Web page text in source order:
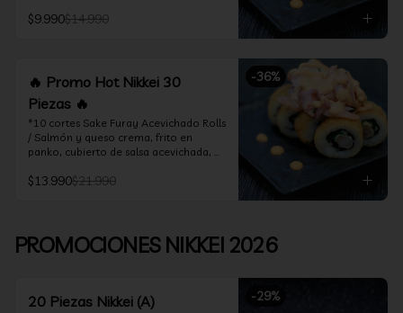
$9.990$14.990
-36%
🔥 Promo Hot Nikkei 30
Piezas 🔥
*10 cortes Sake Furay Acevichado Rolls
/ Salmón y queso crema, frito en
panko, cubierto de salsa acevichada,
*10 cortes Maguro Acevichado Rolls /
acevichado
$13.990$21.990
PROMOCIONES NIKKEI 2026
-29%
20 Piezas Nikkei (A)